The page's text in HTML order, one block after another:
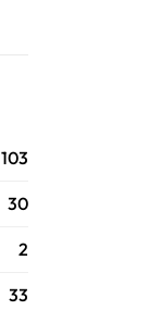
103
30
2
33